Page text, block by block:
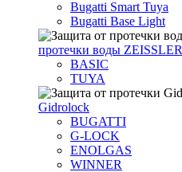
Bugatti Smart Tuya
Bugatti Base Light
протечки воды ZEISSLER
BASIC
TUYA
Gidrolock
BUGATTI
G-LOCK
ENOLGAS
WINNER